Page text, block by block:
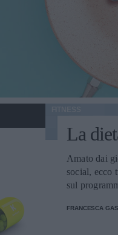
La
Amato dai
social, ecco
sul
FRANCESCA